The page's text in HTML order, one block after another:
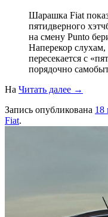
Шарашка Fiat
пятидверного
на смену Punto
Наперекор
пересекается с
порядочно
На Читать далее →
Запись опубликована 18
Fiat.